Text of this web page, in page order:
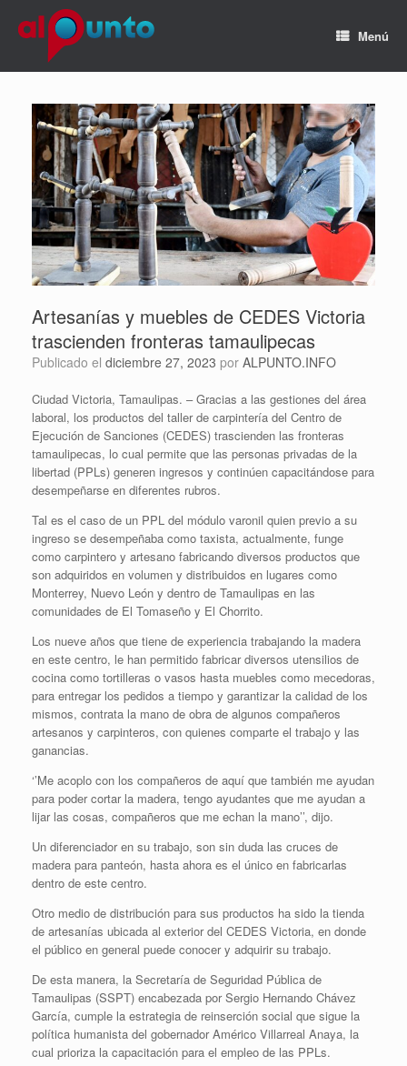
Menú
Artesanías y muebles de CEDES Victoria
trascienden fronteras tamaulipecas
Publicado el diciembre 27, 2023 por ALPUNTO.INFO
Ciudad Victoria, Tamaulipas. – Gracias a las gestiones del área
laboral, los productos del taller de carpintería del Centro de
Ejecución de Sanciones (CEDES) trascienden las fronteras
tamaulipecas, lo cual permite que las personas privadas de la
libertad (PPLs) generen ingresos y continúen capacitándose para
desempeñarse en diferentes rubros.
Tal es el caso de un PPL del módulo varonil quien previo a su
ingreso se desempeñaba como taxista, actualmente, funge
como carpintero y artesano fabricando diversos productos que
son adquiridos en volumen y distribuidos en lugares como
Monterrey, Nuevo León y dentro de Tamaulipas en las
comunidades de El Tomaseño y El Chorrito.
Los nueve años que tiene de experiencia trabajando la madera
en este centro, le han permitido fabricar diversos utensilios de
cocina como tortilleras o vasos hasta muebles como mecedoras,
para entregar los pedidos a tiempo y garantizar la calidad de los
mismos, contrata la mano de obra de algunos compañeros
artesanos y carpinteros, con quienes comparte el trabajo y las
ganancias.
‘’Me acoplo con los compañeros de aquí que también me ayudan
para poder cortar la madera, tengo ayudantes que me ayudan a
lijar las cosas, compañeros que me echan la mano’’, dijo.
Un diferenciador en su trabajo, son sin duda las cruces de
madera para panteón, hasta ahora es el único en fabricarlas
dentro de este centro.
Otro medio de distribución para sus productos ha sido la tienda
de artesanías ubicada al exterior del CEDES Victoria, en donde
el público en general puede conocer y adquirir su trabajo.
De esta manera, la Secretaría de Seguridad Pública de
Tamaulipas (SSPT) encabezada por Sergio Hernando Chávez
García, cumple la estrategia de reinserción social que sigue la
política humanista del gobernador Américo Villarreal Anaya, la
cual prioriza la capacitación para el empleo de las PPLs.